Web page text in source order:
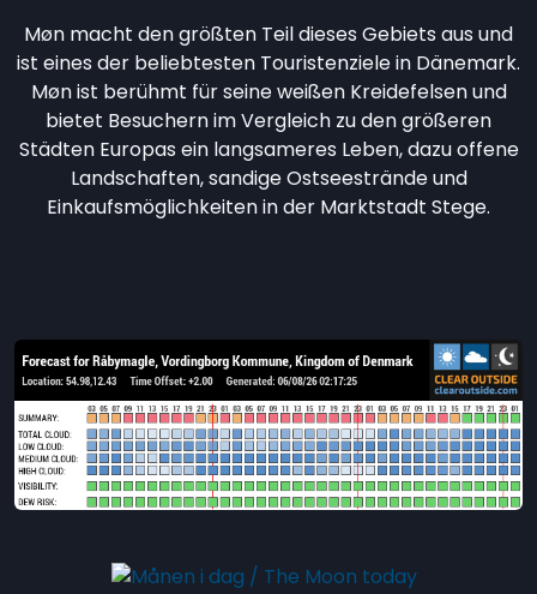
Møn macht den größten Teil dieses Gebiets aus und
ist eines der beliebtesten Touristenziele in Dänemark.
Møn ist berühmt für seine weißen Kreidefelsen und
bietet Besuchern im Vergleich zu den größeren
Städten Europas ein langsameres Leben, dazu offene
Landschaften, sandige Ostseestrände und
Einkaufsmöglichkeiten in der Marktstadt Stege.